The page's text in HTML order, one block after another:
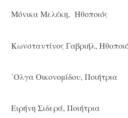
Μόνικα Μελέκη, Ηθοποιός
Κωνσταντίνος Γαβριήλ,
΄Ολγα Οικονομίδου, Ποιήτρια
Ειρήνη Σιδερά, Ποιήτρια